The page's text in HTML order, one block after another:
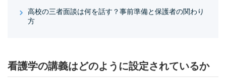
高校の三者面談は何を話す？事前準備と保護者の関わり
方
看護学の講義はどのように設定されているか